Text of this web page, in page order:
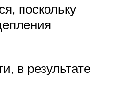
поскольку
в результате